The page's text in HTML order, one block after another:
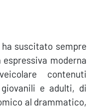
suscitato sempre
moderna
contenuti
e adulti, di
al drammatico,